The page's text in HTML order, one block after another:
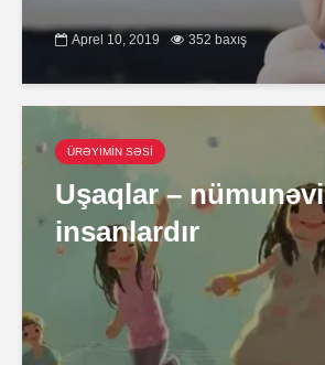
Aprel 10, 2019 352 baxış
ÜRƏYİMİN SƏSİ
Uşaqlar – nümunəvi
insanlardır